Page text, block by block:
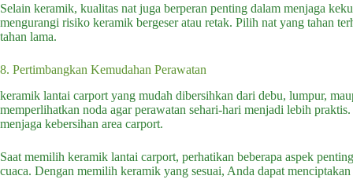
Selain keramik, kualitas nat juga berperan penting dalam menjaga
mengurangi risiko keramik bergeser atau retak. Pilih nat yang tahan
tahan lama.
8. Pertimbangkan Kemudahan Perawatan
keramik lantai carport yang mudah dibersihkan dari debu, lumpur,
memperlihatkan noda agar perawatan sehari-hari menjadi lebih
menjaga kebersihan area carport.
Saat memilih keramik lantai carport, perhatikan beberapa aspek
cuaca. Dengan memilih keramik yang sesuai, Anda dapat